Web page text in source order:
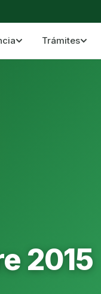
y Amazonía
Trámites
2015